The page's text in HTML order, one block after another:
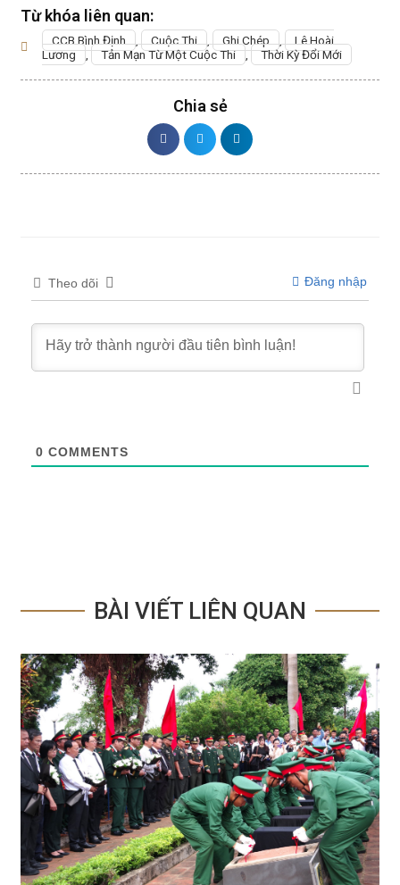
Từ khóa liên quan:
CCB Bình Định Cuộc Thi Ghi Chép
Lê Hoài
Lương
, Tản Mạn Từ Một Cuộc Thi , Thời Kỳ Đổi Mới
Chia sẻ
Theo dõi Đăng nhập
0 COMMENTS
BÀI VIẾT LIÊN QUAN